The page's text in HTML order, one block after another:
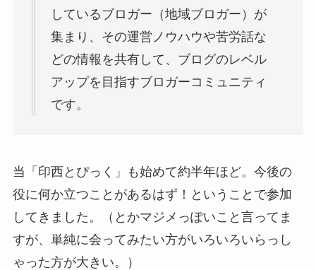
しているブロガー（地域ブロガー）が
集まり、その運営ノウハウや苦労話な
どの情報を共有して、ブログのレベル
アップを目指すブロガーコミュニティ
です。
当「印西とぴっく」も始めて約半年ほど。今後の
役に何か立つことがあるはず！ということで参加
してきました。（とかマジメっぽいこと言ってま
すが、単純に会ってみたい方がいろいろいらっし
ゃった方が大きい。）